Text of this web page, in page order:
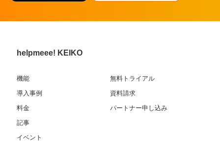
helpmeee! KEIKO
機能
導入事例
料金
記事
イベント
無料トライアル
資料請求
パートナー申し込み